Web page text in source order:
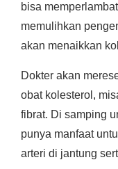
bisa
memulihkan
akan menaikkan
Dokter akan
obat kolesterol,
fibrat. Di samping
punya manfaat
arteri di jantung